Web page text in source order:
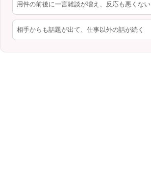
用件の前後に一言雑談が増え、反応も悪くない
相手からも話題が出て、仕事以外の話が続く